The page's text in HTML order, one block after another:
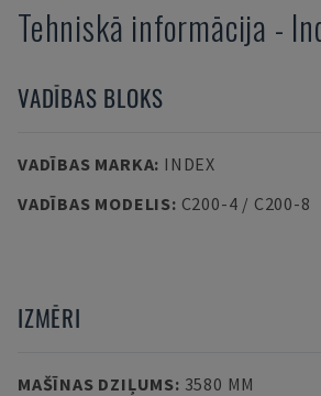
Tehniskā informācija -
VADĪBAS BLOKS
VADĪBAS MARKA: INDEX
VADĪBAS MODELIS: C200-4 / C200-8
IZMĒRI
MAŠĪNAS DZIĻUMS: 3580 MM